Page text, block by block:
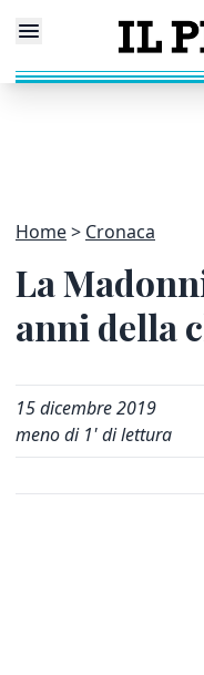
Home Cronaca
La
anni della
15 dicembre 2019
meno di 1' di lettura